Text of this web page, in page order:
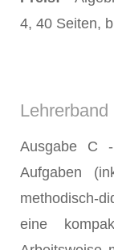
4, 40 Seiten,
Lehrerband
Ausgabe C
Aufgaben
methodisch-
eine